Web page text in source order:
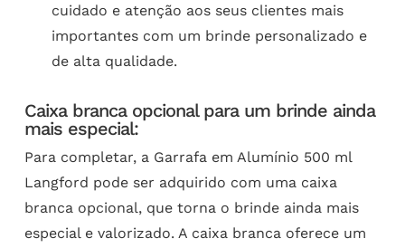
cuidado e atenção aos seus clientes mais
importantes com um brinde personalizado e
de alta qualidade.
Caixa branca opcional para um brinde ainda
mais especial:
Para completar, a Garrafa em Alumínio 500 ml
Langford pode ser adquirido com uma caixa
branca opcional, que torna o brinde ainda mais
especial e valorizado. A caixa branca oferece um